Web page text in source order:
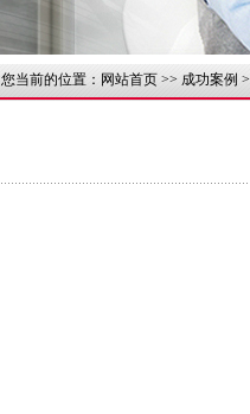
您当前的位置： 网站首页 >> 成功案例